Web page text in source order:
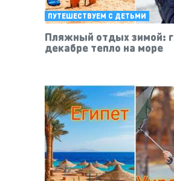
ПУТЕШЕСТВУЕМ С ДЕТЬМИ
Пляжный отдых зимой:
декабре тепло на море